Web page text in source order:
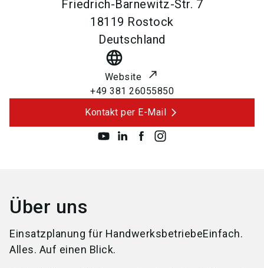
Friedrich-Barnewitz-Str. 7
18119 Rostock
Deutschland
language
Website
+49 381 26055850
Kontakt per E-Mail
Über uns
Einsatzplanung für HandwerksbetriebeEinfach.
Alles. Auf einen Blick.